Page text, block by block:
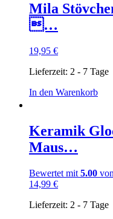
Mila
…
19,95 €
Lieferzeit: 2 - 7 Tage
In den Warenkorb
Keramik
Maus…
Bewertet mit 5.00
14,99 €
Lieferzeit: 2 - 7 Tage